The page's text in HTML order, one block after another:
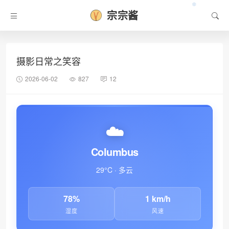
宗宗酱
摄影日常之笑容
2026-06-02 827 12
☁️
Columbus
29°C · 多云
78%
湿度
1 km/h
风速